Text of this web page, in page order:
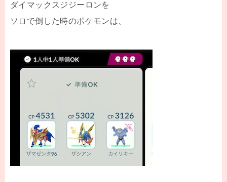
ダイマックスジジーロンを
ソロで倒した時のポケモンは、